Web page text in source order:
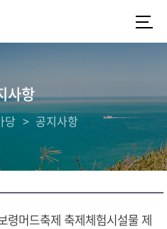
사항
당 공지사항
령머드축제 축제체험시설물 제